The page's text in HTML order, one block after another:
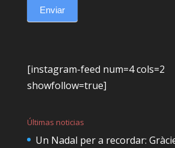
Enviar
[instagram-feed num=4 cols=2
showfollow=true]
Últimas noticias
Un Nadal per a recordar: